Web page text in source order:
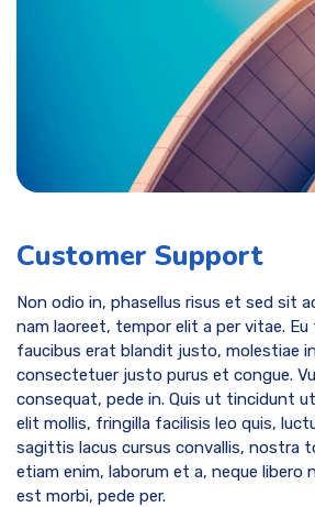
Customer Support
Non odio in, phasellus risus et sed sit
nam laoreet, tempor elit a per vitae. Eu
faucibus erat blandit justo, molestiae
consectetuer justo purus et congue.
consequat, pede in. Quis ut tincidunt
elit mollis, fringilla facilisis leo quis,
sagittis lacus cursus convallis, nostra
etiam enim, laborum et a, neque libero
est morbi, pede per.